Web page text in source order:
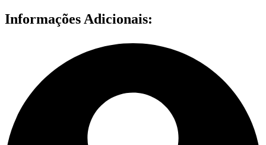
Informações Adicionais: